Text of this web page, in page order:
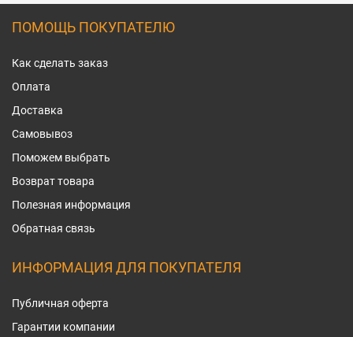
ПОМОЩЬ ПОКУПАТЕЛЮ
Как сделать заказ
Оплата
Доставка
Самовывоз
Поможем выбрать
Возврат товара
Полезная информация
Обратная связь
ИНФОРМАЦИЯ ДЛЯ ПОКУПАТЕЛЯ
Публичная оферта
Гарантии компании